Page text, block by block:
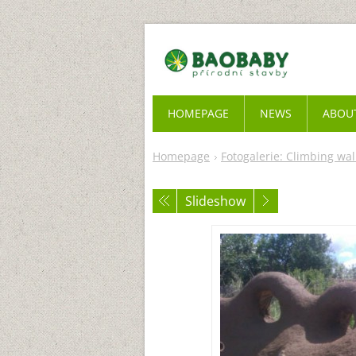
Homepage Fotogalerie: Climbing
Slideshow
HOMEPAGE NEWS